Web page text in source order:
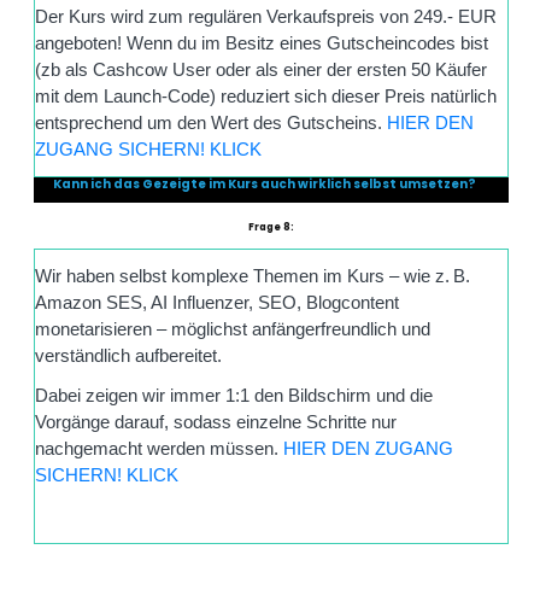
Der Kurs wird zum regulären Verkaufspreis von 249.- EUR
angeboten! Wenn du im Besitz eines Gutscheincodes bist
(zb als Cashcow User oder als einer der ersten 50 Käufer
mit dem Launch-Code) reduziert sich dieser Preis natürlich
entsprechend um den Wert des Gutscheins. HIER DEN
ZUGANG SICHERN! KLICK
Kann ich das Gezeigte im Kurs auch wirklich selbst umsetzen?
Frage 8:
Wir haben selbst komplexe Themen im Kurs – wie z. B.
Amazon SES, AI Influenzer, SEO, Blogcontent
monetarisieren – möglichst anfängerfreundlich und
verständlich aufbereitet.
Dabei zeigen wir immer 1:1 den Bildschirm und die
Vorgänge darauf, sodass einzelne Schritte nur
nachgemacht werden müssen. HIER DEN ZUGANG
SICHERN! KLICK